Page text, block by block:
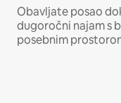
Obavljate posao
dugoročni najam s
posebnim